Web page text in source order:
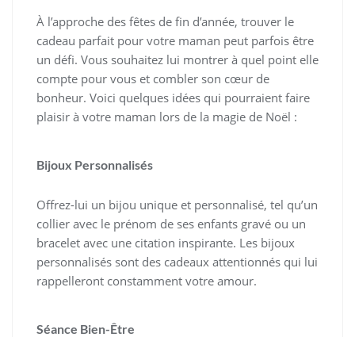
À l’approche des fêtes de fin d’année, trouver le
cadeau parfait pour votre maman peut parfois être
un défi. Vous souhaitez lui montrer à quel point elle
compte pour vous et combler son cœur de
bonheur. Voici quelques idées qui pourraient faire
plaisir à votre maman lors de la magie de Noël :
Bijoux Personnalisés
Offrez-lui un bijou unique et personnalisé, tel qu’un
collier avec le prénom de ses enfants gravé ou un
bracelet avec une citation inspirante. Les bijoux
personnalisés sont des cadeaux attentionnés qui lui
rappelleront constamment votre amour.
Séance Bien-Être